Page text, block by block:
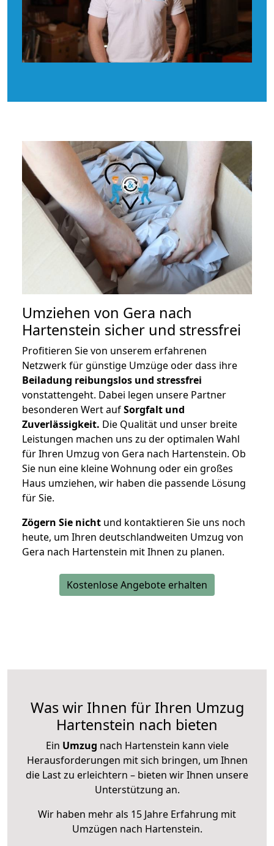
Umziehen von Gera nach
Hartenstein sicher und stressfrei
Profitieren Sie von unserem erfahrenen
Netzwerk für günstige Umzüge oder dass ihre
Beiladung reibungslos und stressfrei
vonstattengeht. Dabei legen unsere Partner
besonderen Wert aufSorgfalt und
Zuverlässigkeit. Die Qualität und unser breite
Leistungen machen uns zu der optimalen Wahl
für Ihren Umzug von Gera nach Hartenstein. Ob
Sie nun eine kleine Wohnung oder ein großes
Haus umziehen, wir haben die passende Lösung
für Sie.
Zögern Sie nicht und kontaktieren Sie uns noch
heute, um Ihren deutschlandweiten Umzug von
Gera nach Hartenstein mit Ihnen zu planen.
Kostenlose Angebote erhalten
Was wir Ihnen für Ihren Umzug
Hartenstein nach bieten
Ein Umzug nach Hartenstein kann viele
Herausforderungen mit sich bringen, um Ihnen
die Last zu erleichtern – bieten wir Ihnen unsere
Unterstützung an.
Wir haben mehr als 15 Jahre Erfahrung mit
Umzügen nach Hartenstein.